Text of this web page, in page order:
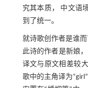
究其本质， 中文语
到了统一。
就诗歌创作者是谁
此诗的作者是新娘
译文与原文相差较
歌中的主角译为